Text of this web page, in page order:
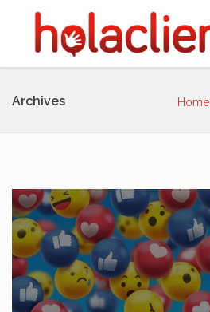
Archives Home